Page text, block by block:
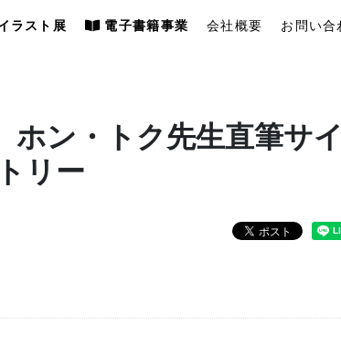
ラスト展 電子書籍事業 会社概要 お問い合
ホン・トク先生直筆サ
リー